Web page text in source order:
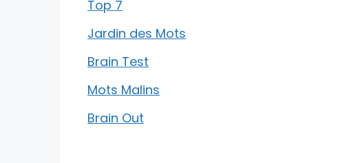
Top 7
Jardin des Mots
Brain Test
Mots Malins
Brain Out